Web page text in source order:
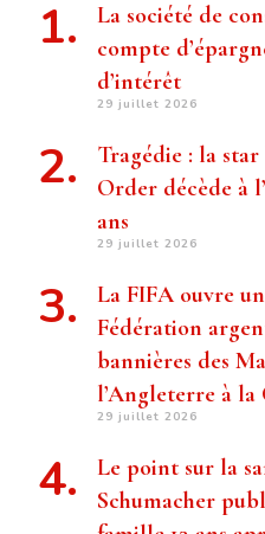
La société de
compte
d’intérêt
29 juillet 2026
Tragédie : la
Order décède à
ans
29 juillet 2026
La FIFA ouvre
Fédération
bannières des
l’Angleterre à
29 juillet 2026
Le point sur la
Schumacher